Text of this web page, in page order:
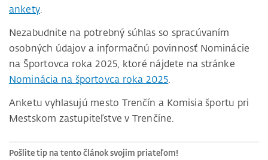
ankety.
Nezabudnite na potrebný súhlas so spracúvaním
osobných údajov a informačnú povinnosť Nominácie
na Športovca roka 2025, ktoré nájdete na stránke
Nominácia na športovca roka 2025
Anketu vyhlasujú mesto Trenčín a Komisia športu pri
Mestskom zastupiteľstve v Trenčíne.
Pošlite tip na tento článok svojim priateľom!